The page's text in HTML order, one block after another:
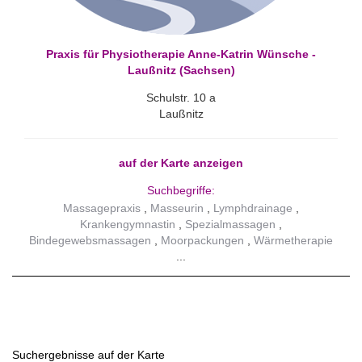
Praxis für Physiotherapie Anne-Katrin Wünsche -
Laußnitz (Sachsen)
Schulstr. 10 a
Laußnitz
auf der Karte anzeigen
Suchbegriffe:
Massagepraxis
Masseurin
Lymphdrainage
Krankengymnastin
Spezialmassagen
Bindegewebsmassagen
Moorpackungen Wärmetherapie
Suchergebnisse auf der Karte